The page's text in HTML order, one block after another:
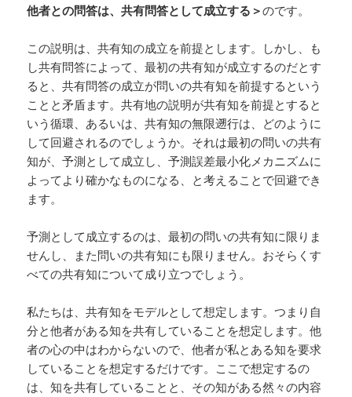
他者との問答は、共有問答として成立する＞のです。
この説明は、共有知の成立を前提とします。しかし、も
し共有問答によって、最初の共有知が成立するのだとす
ると、共有問答の成立が問いの共有知を前提するという
ことと矛盾ます。共有地の説明が共有知を前提とすると
いう循環、あるいは、共有知の無限遡行は、どのように
して回避されるのでしょうか。それは最初の問いの共有
知が、予測として成立し、予測誤差最小化メカニズムに
よってより確かなものになる、と考えることで回避でき
ます。
予測として成立するのは、最初の問いの共有知に限りま
せんし、また問いの共有知にも限りません。おそらくす
べての共有知について成り立つでしょう。
私たちは、共有知をモデルとして想定します。つまり自
分と他者がある知を共有していることを想定します。他
者の心の中はわからないので、他者が私とある知を要求
していることを想定するだけです。ここで想定するの
は、知を共有していることと、その知がある然々の内容